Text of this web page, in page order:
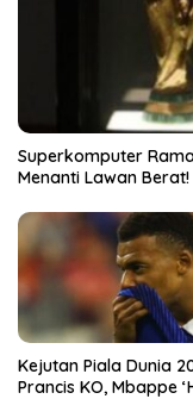
Superkomputer
Menanti Lawan Berat!
Kejutan Piala Dunia
Prancis KO, Mbappe